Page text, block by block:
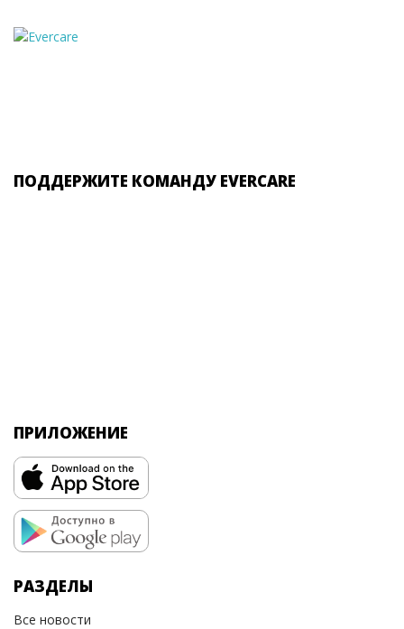
ПОДДЕРЖИТЕ КОМАНДУ EVERCARE
ПРИЛОЖЕНИЕ
РАЗДЕЛЫ
Все новости